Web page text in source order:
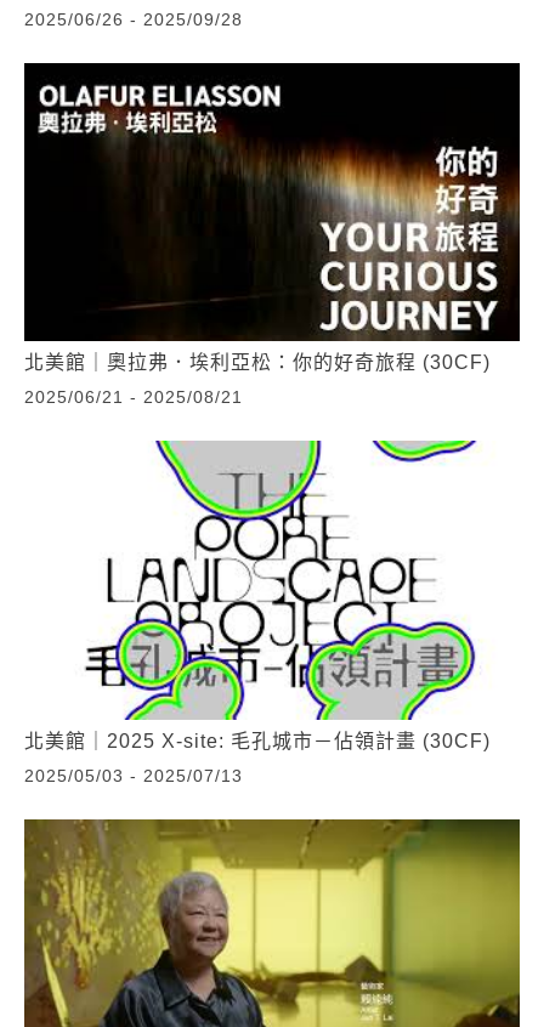
2025/06/26 - 2025/09/28
北美館｜奧拉弗．埃利亞松：你的好奇旅程 (30CF)
2025/06/21 - 2025/08/21
北美館｜2025 X-site: 毛孔城市－佔領計畫 (30CF)
2025/05/03 - 2025/07/13